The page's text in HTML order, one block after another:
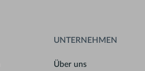
UNTERNEHMEN
Über uns